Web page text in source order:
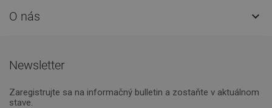
O nás 
Newsletter
Zaregistrujte sa na informačný bulletin a zostaňte v aktuálnom
stave.